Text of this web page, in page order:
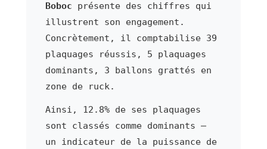
Boboc présente des chiffres qui
illustrent son engagement.
Concrètement, il comptabilise 39
plaquages réussis, 5 plaquages
dominants, 3 ballons grattés en
zone de ruck.
Ainsi, 12.8% de ses plaquages
sont classés comme dominants —
un indicateur de la puissance de